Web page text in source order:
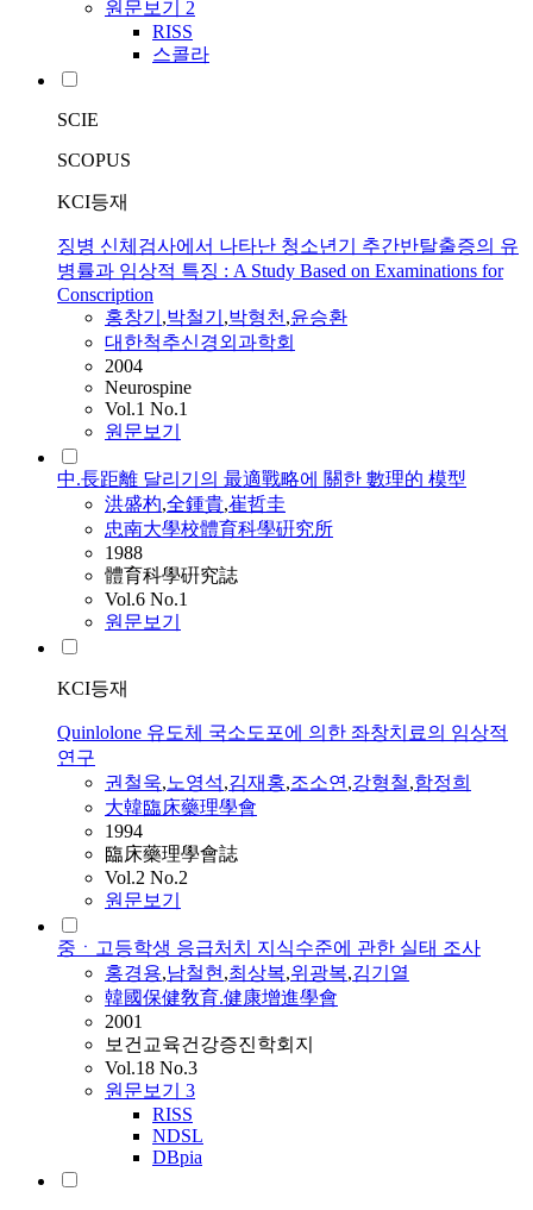
원문보기 2
RISS
스콜라
SCIE
SCOPUS
KCI등재
징병 신체검사에서 나타난 청소년기 추간반탈출증의 유
병률과 임상적 특징 : A Study Based on Examinations for
Conscription
홍창기 ,박철기 ,박형천,윤승환
대한척추신경외과학회
2004
Neurospine
Vol.1 No.1
원문보기
中.長距離 달리기의 最適戰略에 關한 數理的 模型
洪盛杓,全鍾貴,崔哲圭
忠南大學校體育科學硏究所
1988
體育科學硏究誌
Vol.6 No.1
원문보기
KCI등재
Quinlolone 유도체 국소도포에 의한 좌창치료의 임상적
연구
권철욱,노영석,김재홍,조소연,강형철,함정희
大韓臨床藥理學會
1994
臨床藥理學會誌
Vol.2 No.2
원문보기
중ㆍ고등학생 응급처치 지식수준에 관한 실태 조사
홍경용,남철현,최상복,위광복,김기열
韓國保健敎育.健康增進學會
2001
보건교육건강증진학회지
Vol.18 No.3
원문보기 3
RISS
NDSL
DBpia